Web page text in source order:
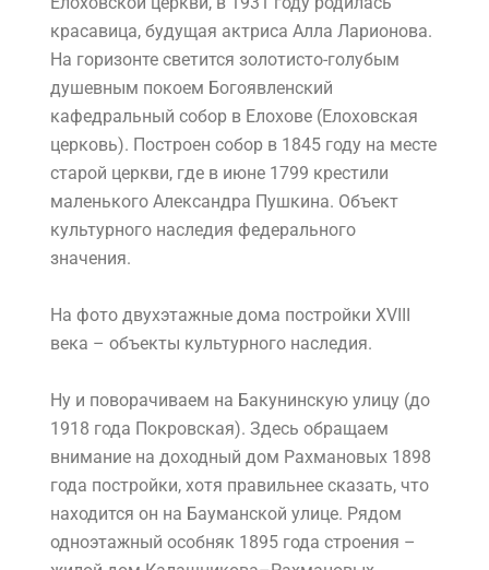
красавица, будущая актриса Алла Ларионова.
На горизонте светится золотисто-голубым
душевным покоем Богоявленский
кафедральный собор в Елохове (Елоховская
церковь). Построен собор в 1845 году на месте
старой церкви, где в июне 1799 крестили
маленького Александра Пушкина. Объект
культурного наследия федерального
значения.
На фото двухэтажные дома постройки XVIII
века – объекты культурного наследия.
Ну и поворачиваем на Бакунинскую улицу (до
1918 года Покровская). Здесь обращаем
внимание на доходный дом Рахмановых 1898
года постройки, хотя правильнее сказать, что
находится он на Бауманской улице. Рядом
одноэтажный особняк 1895 года строения –